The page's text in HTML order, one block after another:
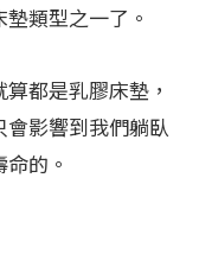
類型之一了。
都是乳膠床墊，
影響到我們躺臥
的。